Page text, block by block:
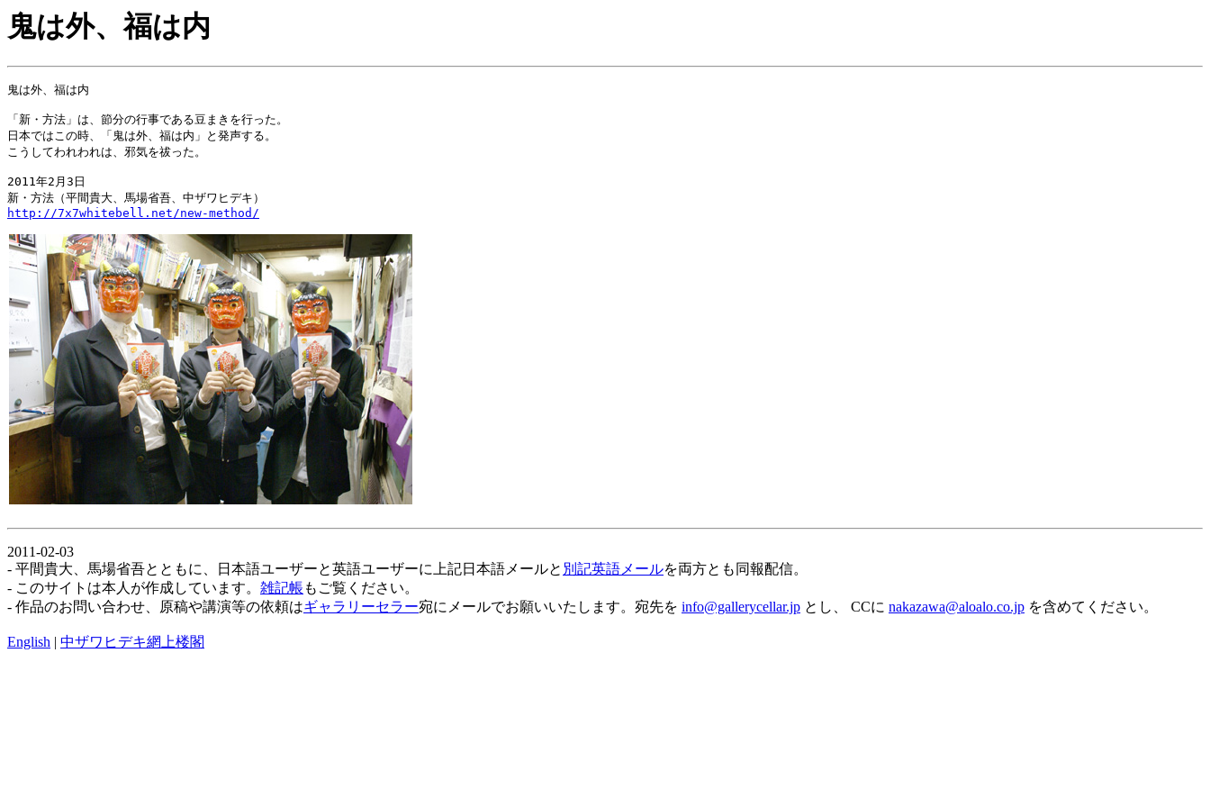
鬼は外、福は内
鬼は外、福は内
「新・方法」は、節分の行事である豆まきを行った。
日本ではこの時、「鬼は外、福は内」と発声する。
こうしてわれわれは、邪気を祓った。
2011年2月3日
新・方法（平間貴大、馬場省吾、中ザワヒデキ）
http://7x7whitebell.net/new-method/
2011-02-03
- 平間貴大、馬場省吾とともに、日本語ユーザーと英語ユーザーに上記日本語メールと 別記英語メールを両方とも同報配信。
- このサイトは本人が作成しています。 雑記帳 もご覧ください。
- 作品のお問い合わせ、原稿や講演等の依頼はギャラリーセラー宛にメールでお願いいたします。宛先を info@gallerycellar.jp とし、 CCに nakazawa@aloalo.co.jp を含めてください。
English | 中ザワヒデキ網上楼閣